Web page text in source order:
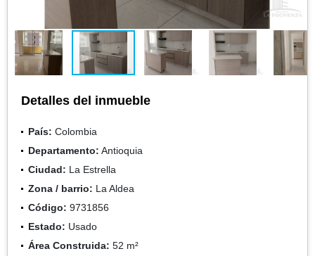
Detalles del inmueble
País: Colombia
Departamento: Antioquia
Ciudad: La Estrella
Zona / barrio: La Aldea
Código: 9731856
Estado: Usado
Área Construida: 52 m²